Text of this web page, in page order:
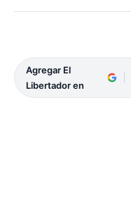
Agregar El
Libertador en